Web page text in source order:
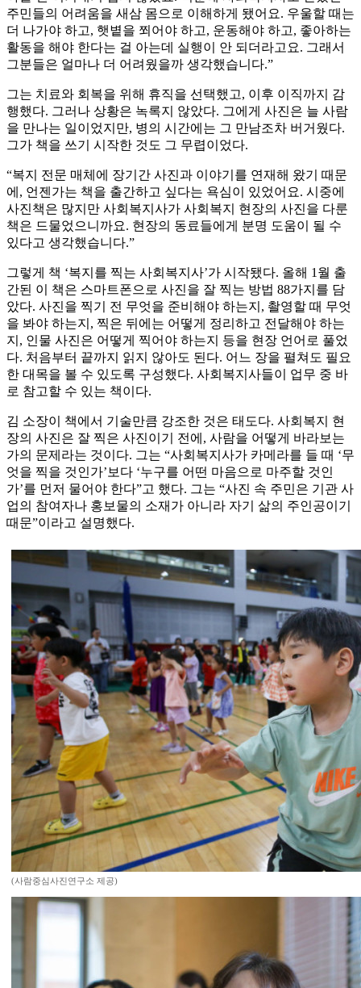
주민들의 어려움을 새삼 몸으로 이해하게 됐어요. 우울할 때는
더 나가야 하고, 햇볕을 쬐어야 하고, 운동해야 하고, 좋아하는
활동을 해야 한다는 걸 아는데 실행이 안 되더라고요. 그래서
그분들은 얼마나 더 어려웠을까 생각했습니다.”
그는 치료와 회복을 위해 휴직을 선택했고, 이후 이직까지 감
행했다. 그러나 상황은 녹록지 않았다. 그에게 사진은 늘 사람
을 만나는 일이었지만, 병의 시간에는 그 만남조차 버거웠다.
그가 책을 쓰기 시작한 것도 그 무렵이었다.
“복지 전문 매체에 장기간 사진과 이야기를 연재해 왔기 때문
에, 언젠가는 책을 출간하고 싶다는 욕심이 있었어요. 시중에
사진책은 많지만 사회복지사가 사회복지 현장의 사진을 다룬
책은 드물었으니까요. 현장의 동료들에게 분명 도움이 될 수
있다고 생각했습니다.”
그렇게 책 ‘복지를 찍는 사회복지사’가 시작됐다. 올해 1월 출
간된 이 책은 스마트폰으로 사진을 잘 찍는 방법 88가지를 담
았다. 사진을 찍기 전 무엇을 준비해야 하는지, 촬영할 때 무엇
을 봐야 하는지, 찍은 뒤에는 어떻게 정리하고 전달해야 하는
지, 인물 사진은 어떻게 찍어야 하는지 등을 현장 언어로 풀었
다. 처음부터 끝까지 읽지 않아도 된다. 어느 장을 펼쳐도 필요
한 대목을 볼 수 있도록 구성했다. 사회복지사들이 업무 중 바
로 참고할 수 있는 책이다.
김 소장이 책에서 기술만큼 강조한 것은 태도다. 사회복지 현
장의 사진은 잘 찍은 사진이기 전에, 사람을 어떻게 바라보는
가의 문제라는 것이다. 그는 “사회복지사가 카메라를 들 때 ‘무
엇을 찍을 것인가’보다 ‘누구를 어떤 마음으로 마주할 것인
가’를 먼저 물어야 한다”고 했다. 그는 “사진 속 주민은 기관 사
업의 참여자나 홍보물의 소재가 아니라 자기 삶의 주인공이기
때문”이라고 설명했다.
(사람중심사진연구소 제공)